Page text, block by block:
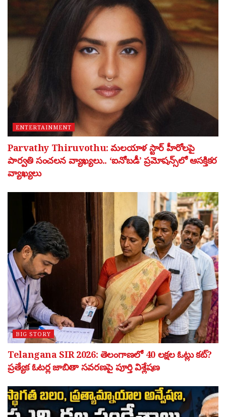
ENTERTAINMENT
Parvathy Thiruvothu: మలయాళ స్టార్ హీరోలపై
పార్వతి సంచలన వ్యాఖ్యలు.. ‘ఐనోబడీ’ ప్రమోషన్స్‌లో ఆసక్తికర
వ్యాఖ్యలు
BIG STORY
Telangana SIR 2026: తెలంగాణలో 40 లక్షల ఓట్లు కట్?
ప్రత్యేక ఓటర్ల జాబితా సవరణపై పూర్తి విశ్లేషణ